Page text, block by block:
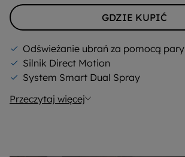
GDZIE KUPIĆ
Odświeżanie ubrań za pomocą pary
Silnik Direct Motion
System Smart Dual Spray
Przeczytaj więcej